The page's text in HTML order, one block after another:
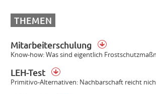
THEMEN
Mitarbeiterschulung
Know-how: Was sind eigentlich
LEH-Test
Primitivo-Alternativen: Nachbarschaft reicht